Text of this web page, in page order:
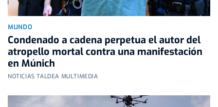
MUNDO
Condenado a cadena perpetua el autor del
atropello mortal contra una manifestación
en Múnich
NOTICIAS TALDEA MULTIMEDIA